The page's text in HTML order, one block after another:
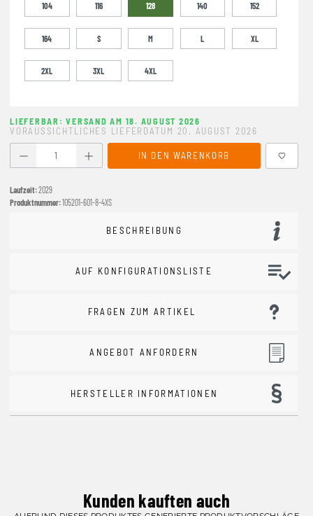
104 116 128 140 152
164 S M L XL
2XL 3XL 4XL
LIEFERBAR: VERSAND AM 18. AUGUST 2026
VORAUSSICHTLICHES LIEFERDATUM 20. AUGUST 2026
Produkt Anzahl: Gib den gewünschten Wert ein oder
IN DEN WARENKORB
Laufzeit:2029
Produktnummer:105201-601-8-4XS
BESCHREIBUNG
AUF KONFIGURATIONSLISTE
FRAGEN ZUM ARTIKEL
ANGEBOT ANFORDERN
HERSTELLER INFORMATIONEN
Kunden kauften auch